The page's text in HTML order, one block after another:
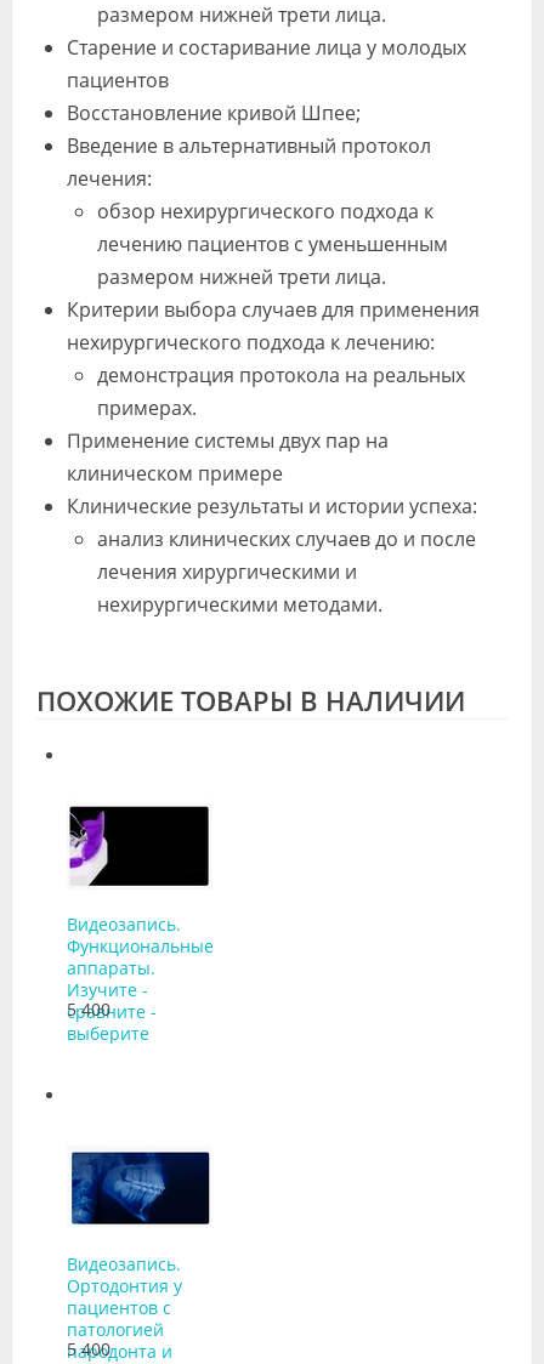
размером нижней трети лица.
Старение и состаривание лица у молодых
пациентов
Восстановление кривой Шпее;
Введение в альтернативный протокол
лечения:
обзор нехирургического подхода к
лечению пациентов с уменьшенным
размером нижней трети лица.
Критерии выбора случаев для применения
нехирургического подхода к лечению:
демонстрация протокола на реальных
примерах.
Применение системы двух пар на
клиническом примере
Клинические результаты и истории успеха:
анализ клинических случаев до и после
лечения хирургическими и
нехирургическими методами.
ПОХОЖИЕ ТОВАРЫ В НАЛИЧИИ
Видеозапись.
Функциональные
аппараты.
Изучите -
сравните -
выберите
5 400
Видеозапись.
Ортодонтия у
пациентов с
патологией
пародонта и
5 400